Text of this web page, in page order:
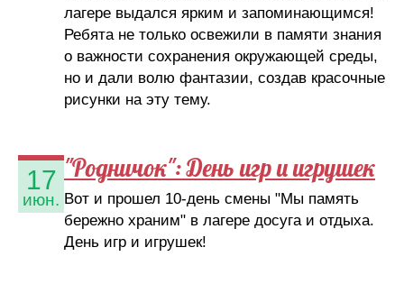
лагере выдался ярким и запоминающимся!
Ребята не только освежили в памяти знания
о важности сохранения окружающей среды,
но и дали волю фантазии, создав красочные
рисунки на эту тему.
17
июн.
"Родничок": День игр и игрушек
Вот и прошел 10-день смены "Мы память
бережно храним" в лагере досуга и отдыха.
День игр и игрушек!